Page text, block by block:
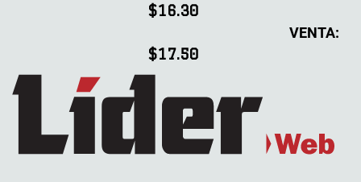
$16.30
VENTA:
$17.50